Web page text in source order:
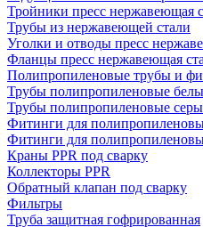
Тройники пресс нержавеющая
Трубы из нержавеющей стали
Уголки и отводы пресс
Фланцы пресс нержавеющая
Полипропиленовые трубы и
Трубы полипропиленовые
Трубы полипропиленовые
Фитинги для
Фитинги для
Краны PPR под сварку
Коллекторы PPR
Обратный клапан под сварку
Фильтры
Труба защитная гофрированная